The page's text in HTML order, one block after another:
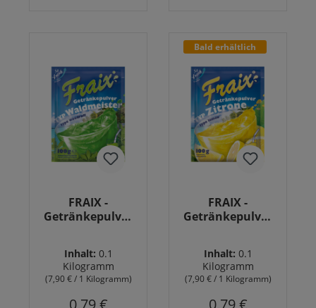
FRAIX -
Getränkepulver
Inhalt: 0.1
Kilogramm
(7,90 € / 1 Kilogramm)
0,79 €
Bald erhältlich
FRAIX -
Getränkepulver
Inhalt: 0.1
Kilogramm
(7,90 € / 1 Kilogramm)
0,79 €